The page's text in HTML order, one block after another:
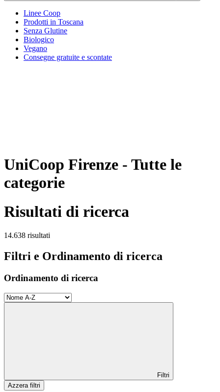
Linee Coop
Prodotti in Toscana
Senza Glutine
Biologico
Vegano
Consegne gratuite e scontate
UniCoop Firenze - Tutte le
categorie
Risultati di ricerca
14.638 risultati
Filtri e Ordinamento di ricerca
Ordinamento di ricerca
Filtri
Azzera filtri